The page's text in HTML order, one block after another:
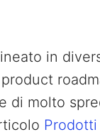
in
di molto